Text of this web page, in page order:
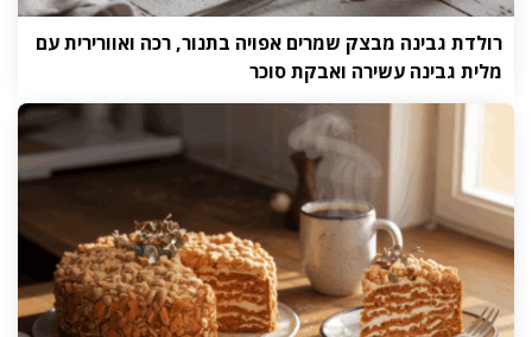
רולדת גבינה מבצק שמרים אפויה בתנור, רכה ואוורירית עם
מלית גבינה עשירה ואבקת סוכר